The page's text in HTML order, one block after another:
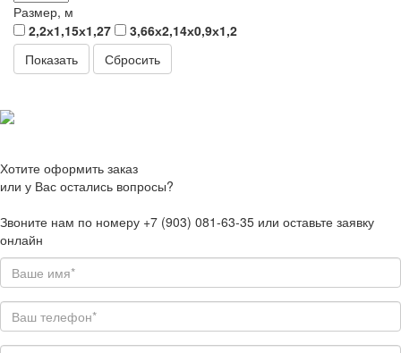
Размер, м
2,2х1,15х1,27
3,66х2,14х0,9х1,2
Сбросить
Хотите оформить заказ
или у Вас остались вопросы?
Звоните нам по номеру +7 (903) 081-63-35 или оставьте заявку
онлайн